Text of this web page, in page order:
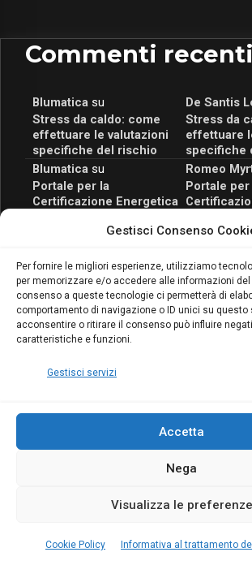
Gestisci Consenso
Per fornire le migliori esperienze, utilizziamo
per memorizzare e/o accedere alle informazioni del
consenso a queste tecnologie ci permetterà di
comportamento di navigazione o ID unici su questo
acconsentire o ritirare il consenso può influire
caratteristiche e funzioni.
Gestisci servizi
Accetta
Nega
Visualizza le preferenze
Cookie Policy Informativa al trattamento
Commenti recenti
Blumaticasu
Stress da caldo: come
effettuare le valutazioni
specifiche del rischio
De Santis
Stress da
effettuare
specifiche
Blumaticasu
Portale per la
Certificazione Energetica
scopri il Corso Blumatica
Romeo
Portale per
scopri il
Blumaticasu
Coordinatore della
Sicurezza: cosa è
richiesto per abilitazione
e aggiornamento
Copyright Blumatica